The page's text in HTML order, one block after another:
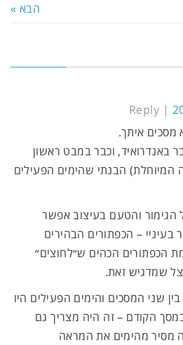
הבא »
Reply
מסכים איתך.
באנדרואיד, וכבר במבט ראשון
הבנתי שהימים הפעילים
הגימור והטעם בעיצוב אפשר
– הכפתורים הבהירים
הכפתורים הכהים ש״לחוצים״
שמדגיש זאת.
שני המסכים והימים הפעילים היו
הקודם – זה היה מצריך גם
מסיר מהימים את המראה